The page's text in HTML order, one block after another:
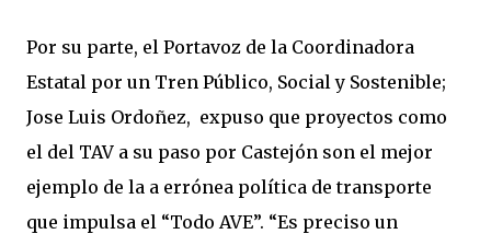
Por su parte, el Portavoz de la Coordinadora
Estatal por un Tren Público, Social y Sostenible;
Jose Luis Ordoñez, expuso que proyectos como
el del TAV a su paso por Castejón son el mejor
ejemplo de la a errónea política de transporte
que impulsa el “Todo AVE”. “Es preciso un